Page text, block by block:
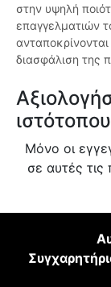
στην υψηλή
επαγγελματιών
διασφάλιση της
Μόνο οι
σε αυτές τις